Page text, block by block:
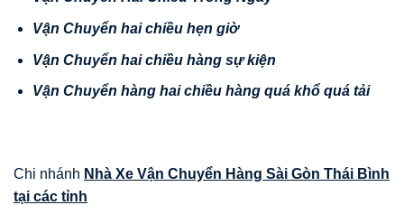
Vận Chuyển hai chiều hẹn giờ
Vận Chuyển hai chiều hàng sự kiện
Vận Chuyển hàng hai chiều hàng quá khổ quá tải
Chi nhánh Nhà Xe Vận Chuyển Hàng Sài Gòn Thái Bình
tại các tỉnh